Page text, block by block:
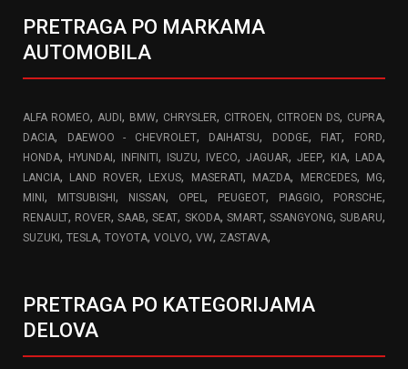
PRETRAGA PO MARKAMA
AUTOMOBILA
ALFA ROMEO, AUDI , BMW, CHRYSLER, CITROEN, CITROEN DS, CUPRA,
DACIA, DAEWOO - CHEVROLET, DAIHATSU, DODGE, FIAT, FORD,
HONDA, HYUNDAI , INFINITI , ISUZU, IVECO, JAGUAR, JEEP, KIA, LADA,
LANCIA, LAND ROVER, LEXUS, MASERATI , MAZDA, MERCEDES, MG,
MINI , MITSUBISHI , NISSAN, OPEL, PEUGEOT, PIAGGIO, PORSCHE,
RENAULT, ROVER,SAAB,SEAT, SKODA, SMART, SSANGYONG,SUBARU,
SUZUKI , TESLA, TOYOTA, VOLVO, VW, ZASTAVA,
PRETRAGA PO KATEGORIJAMA
DELOVA